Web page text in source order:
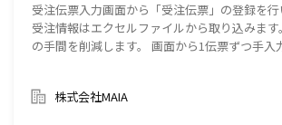
受注伝票入力画面から「受注伝票」の登録を
受注情報はエクセルファイルから取り込みます。 受注伝票登
の手間を削減します。 画面から1伝票ずつ手入
出力するため、入力ファイルの不備を訂正→再
容易に行えます。
株式会社MAIA